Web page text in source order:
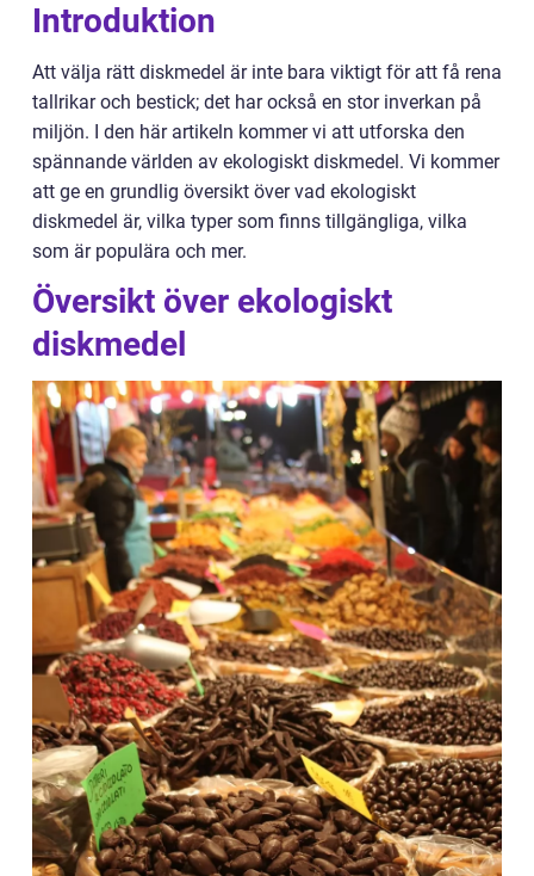
Introduktion
Att välja rätt diskmedel är inte bara viktigt för att få rena
tallrikar och bestick; det har också en stor inverkan på
miljön. I den här artikeln kommer vi att utforska den
spännande världen av ekologiskt diskmedel. Vi kommer
att ge en grundlig översikt över vad ekologiskt
diskmedel är, vilka typer som finns tillgängliga, vilka
som är populära och mer.
Översikt över ekologiskt
diskmedel